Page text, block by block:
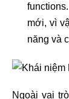
mới, vì
năng và
Ngoài vai